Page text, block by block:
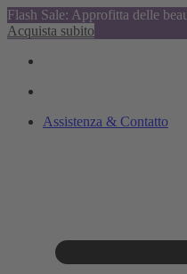
Flash Sale: Approfitta delle
Acquista subito
Assistenza & Contatto